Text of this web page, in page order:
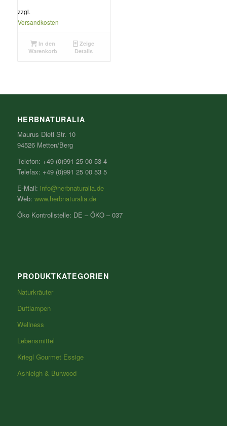
zzgl.
Versandkosten
In den
Warenkorb
Zeige
Details
HERBNATURALIA
Maurus Dietl Str. 10
94526 Metten/Berg
Telefon: +49 (0)991 25 00 53 4
Telefax: +49 (0)991 25 00 53 5
E-Mail: info@herbnaturalia.de
Web: www.herbnaturalia.de
Öko Kontrollstelle: DE – ÖKO – 037
PRODUKTKATEGORIEN
Naturkräuter
Duftlampen
Wellness
Lebensmittel
Kriegl Gourmet Essige
Ashleigh & Burwood